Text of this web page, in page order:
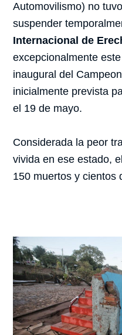
Automovilismo) no
suspender
Internacional de
excepcionalmente
inaugural del
inicialmente prevista
el 19 de mayo.
Considerada la peor
vivida en ese estado,
150 muertos y cientos